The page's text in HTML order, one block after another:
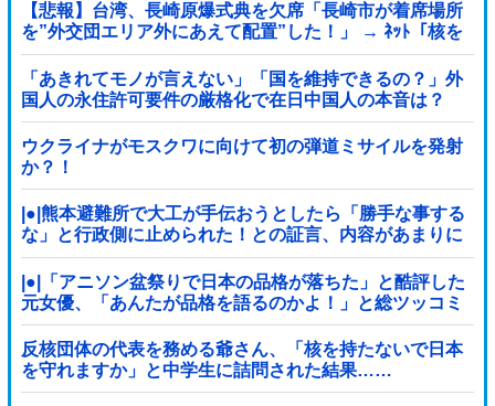
【悲報】台湾、長崎原爆式典を欠席「長崎市が着席場所
を”外交団エリア外にあえて配置”した！」 → ﾈｯﾄ「核を
持つ中国に屈指した！」「失礼すぎ」「台湾は筋通し
た！」ｗｗｗｗｗ
「あきれてモノが言えない」「国を維持できるの？」外
国人の永住許可要件の厳格化で在日中国人の本音は？
ウクライナがモスクワに向けて初の弾道ミサイルを発射
か？！
|●|熊本避難所で大工が手伝おうとしたら「勝手な事する
な」と行政側に止められた！との証言、内容があまりに
胡散臭すぎた結果……
|●|「アニソン盆祭りで日本の品格が落ちた」と酷評した
元女優、「あんたが品格を語るのかよ！」と総ツッコミ
を食らってしまい……
反核団体の代表を務める爺さん、「核を持たないで日本
を守れますか」と中学生に詰問された結果……